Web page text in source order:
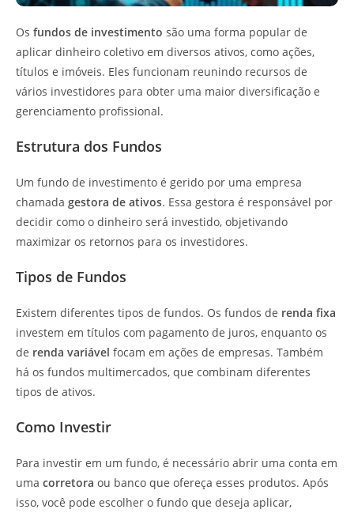
Os fundos de investimento são uma forma popular de
aplicar dinheiro coletivo em diversos ativos, como ações,
títulos e imóveis. Eles funcionam reunindo recursos de
vários investidores para obter uma maior diversificação e
gerenciamento profissional.
Estrutura dos Fundos
Um fundo de investimento é gerido por uma empresa
chamada gestora de ativos. Essa gestora é responsável por
decidir como o dinheiro será investido, objetivando
maximizar os retornos para os investidores.
Tipos de Fundos
Existem diferentes tipos de fundos. Os fundos de renda fixa
investem em títulos com pagamento de juros, enquanto os
de renda variável focam em ações de empresas. Também
há os fundos multimercados, que combinam diferentes
tipos de ativos.
Como Investir
Para investir em um fundo, é necessário abrir uma conta em
uma corretora ou banco que ofereça esses produtos. Após
isso, você pode escolher o fundo que deseja aplicar,